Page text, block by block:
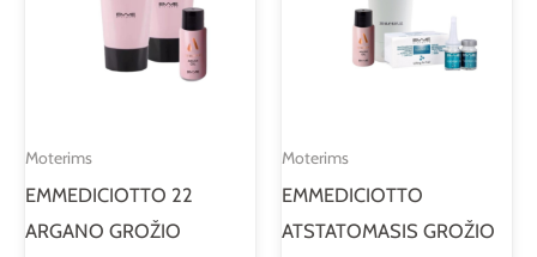
Moterims
EMMEDICIOTTO 22
ARGANO GROŽIO
Moterims
EMMEDICIOTTO
ATSTATOMASIS GROŽIO